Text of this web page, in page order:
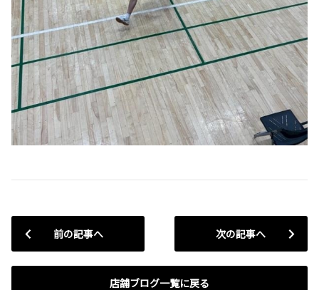
前の記事へ
店舗ブログ一覧に戻る
次の記事へ